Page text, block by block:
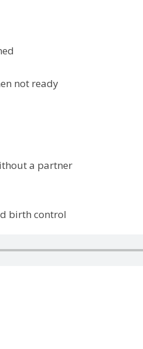
not ready
a partner
birth control